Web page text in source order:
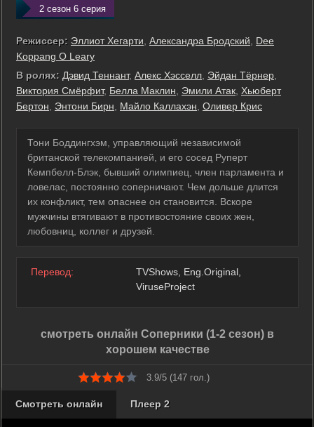
2 сезон 6 серия
Режиссер: Эллиот Хегарти Александра Бродский
Dee
Koppang O Leary
В ролях: Дэвид Теннант, Алекс Хэсселл Эйдан Тёрнер
Виктория Смёрфит, Белла Маклин Эмили Атак Хьюберт
Бертон
Энтони Бирн Майло Каллахэн Оливер Крис
Тони Боддингхэм, управляющий независимой
британской телекомпанией, и его сосед Руперт
Кемпбелл-Блэк, бывший олимпиец, член парламента и
ловелас, постоянно соперничают. Чем дольше длится
их конфликт, тем опаснее он становится. Вскоре
мужчины втягивают в противостояние своих жен,
любовниц, коллег и друзей.
Перевод:
TVShows, Eng.Original,
ViruseProject
смотреть онлайн Соперники (1-2 сезон) в
хорошем качестве
3.9/5 (147гол.)
Смотреть онлайн Плеер 2